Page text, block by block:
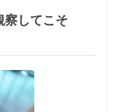
してこそ